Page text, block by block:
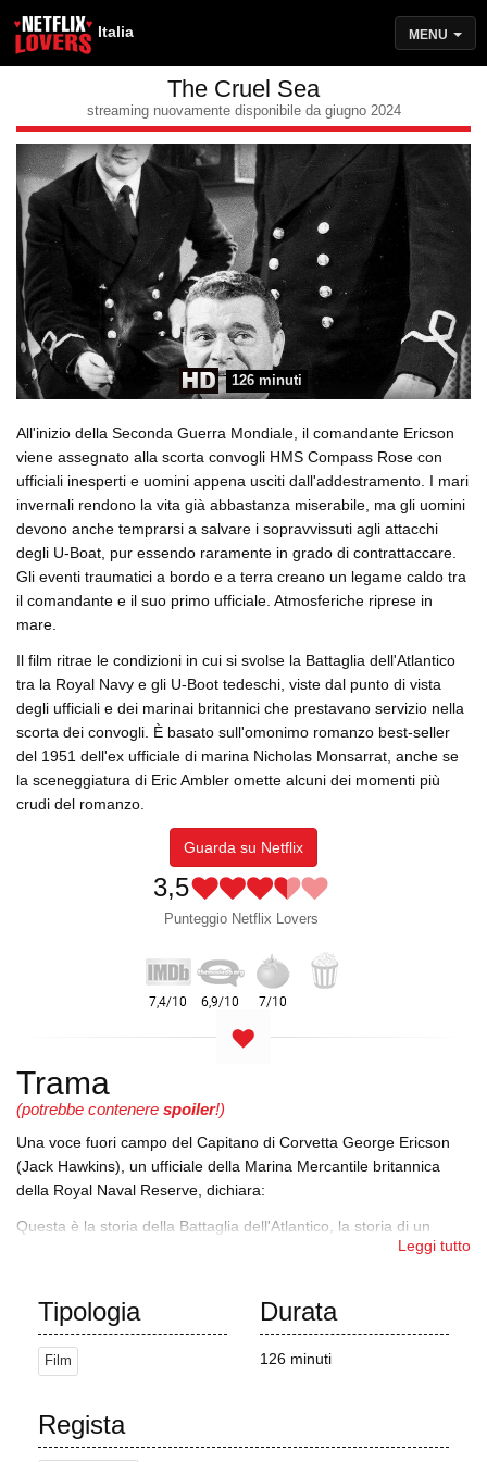
Italia MENU
The Cruel Sea
streaming nuovamente disponibile da giugno 2024
126 minuti
All'inizio della Seconda Guerra Mondiale, il comandante Ericson
viene assegnato alla scorta convogli HMS Compass Rose con
ufficiali inesperti e uomini appena usciti dall'addestramento. I mari
invernali rendono la vita già abbastanza miserabile, ma gli uomini
devono anche temprarsi a salvare i sopravvissuti agli attacchi
degli U-Boat, pur essendo raramente in grado di contrattaccare.
Gli eventi traumatici a bordo e a terra creano un legame caldo tra
il comandante e il suo primo ufficiale. Atmosferiche riprese in
mare.
Il film ritrae le condizioni in cui si svolse la Battaglia dell'Atlantico
tra la Royal Navy e gli U-Boot tedeschi, viste dal punto di vista
degli ufficiali e dei marinai britannici che prestavano servizio nella
scorta dei convogli. È basato sull'omonimo romanzo best-seller
del 1951 dell'ex ufficiale di marina Nicholas Monsarrat, anche se
la sceneggiatura di Eric Ambler omette alcuni dei momenti più
crudi del romanzo.
Guarda su Netflix
3,5
Punteggio Netflix Lovers
Trama
(potrebbe contenere spoiler!)
Una voce fuori campo del Capitano di Corvetta George Ericson
(Jack Hawkins), un ufficiale della Marina Mercantile britannica
della Royal Naval Reserve, dichiara:
Questa è la storia della Battaglia dell'Atlantico, la storia di un
oceano, di due navi e di un manipolo di uomini. Gli uomini sono gli
Alla fine del 1939, proprio quando scoppia la guerra, Ericson
viene richiamato nella Royal Navy e gli viene affidato il comando
della HMS Compass Rose, una corvetta di classe Flower di
suoi sottotenenti, Lockhart e Ferraby, sono entrambi di recente
nomina e senza esperienza in mare. Il nuovo primo luogotenente,
Leggi tutto
Tipologia
Film
Durata
126 minuti
Regista